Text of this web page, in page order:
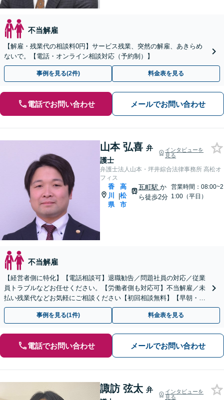
不当解雇
【解雇・残業代の相談料0円】サービス残業、突然の解雇、あきらめ
ないで。【電話・オンライン相談対応（予約制）】
事例を見る(2件) 料金表を見る
電話でお問い合わせ メールでお問い合わせ
山本 弘喜 弁
護士
インタビューを
見る
弁護士法人山本・坪井綜合法律事務所 高松オ
フィス
香
川
県
|
高
松
市
瓦町駅 か
ら徒歩2分
営業時間：08:00~2
1:00（平日）
不当解雇
【経営者側に特化】【電話相談可】退職勧告／問題社員の対応／従業
員トラブルなどお任せください。【労働者側も対応可】不当解雇／未
払い残業代などお気軽にご相談ください【初回相談無料】【早朝・夜
間・土日祝相談】スピード対応を心がけています。
事例を見る(1件) 料金表を見る
電話でお問い合わせ メールでお問い合わせ
諏訪 弦太 弁
インタビューを
見る